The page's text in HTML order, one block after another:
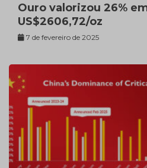
Ouro valorizou 26%
US$2606,72/oz
7 de fevereiro de 2025